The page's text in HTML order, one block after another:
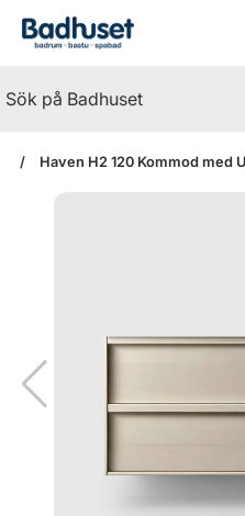
Haven H2 120 Kommod med